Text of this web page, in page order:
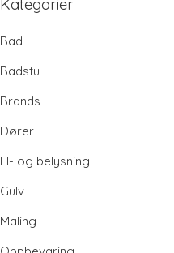
Kategorier
Bad
Badstu
Brands
Dører
El- og belysning
Gulv
Maling